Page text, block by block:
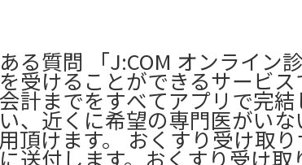
る質問 「J:COM オンライン
受けることができるサービ
計までをすべてアプリで完
、近くに希望の専門医がい
頂けます。 おくすり受け取
送付します。おくすり受け